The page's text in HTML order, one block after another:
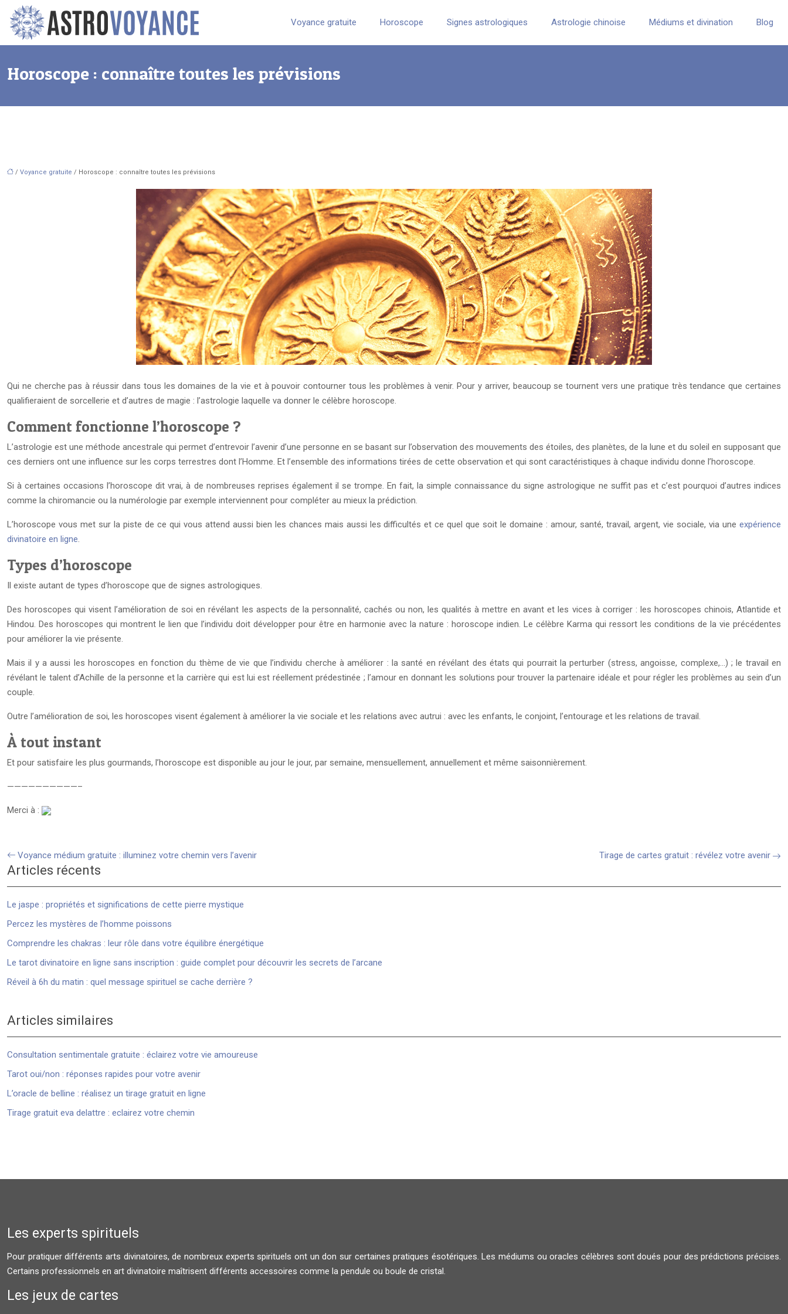
Voyance gratuite Horoscope Signes astrologiques Astrologie chinoise Médiums et divination Blog
Horoscope : connaître toutes les prévisions
/ Voyance gratuite / Horoscope : connaître toutes les prévisions
Qui ne cherche pas à réussir dans tous les domaines de la vie et à pouvoir contourner tous les problèmes à venir. Pour y arriver, beaucoup se tournent vers une pratique très tendance que certaines
qualifieraient de sorcellerie et d’autres de magie : l’astrologie laquelle va donner le célèbre horoscope.
Comment fonctionne l’horoscope ?
L’astrologie est une méthode ancestrale qui permet d’entrevoir l’avenir d’une personne en se basant sur l’observation des mouvements des étoiles, des planètes, de la lune et du soleil en supposant que
ces derniers ont une influence sur les corps terrestres dont l’Homme. Et l’ensemble des informations tirées de cette observation et qui sont caractéristiques à chaque individu donne l’horoscope.
Si à certaines occasions l’horoscope dit vrai, à de nombreuses reprises également il se trompe. En fait, la simple connaissance du signe astrologique ne suffit pas et c’est pourquoi d’autres indices
comme la chiromancie ou la numérologie par exemple interviennent pour compléter au mieux la prédiction.
L’horoscope vous met sur la piste de ce qui vous attend aussi bien les chances mais aussi les difficultés et ce quel que soit le domaine : amour, santé, travail, argent, vie sociale, via une expérience
divinatoire en ligne.
Types d’horoscope
Il existe autant de types d’horoscope que de signes astrologiques.
Des horoscopes qui visent l’amélioration de soi en révélant les aspects de la personnalité, cachés ou non, les qualités à mettre en avant et les vices à corriger : les horoscopes chinois, Atlantide et
Hindou. Des horoscopes qui montrent le lien que l’individu doit développer pour être en harmonie avec la nature : horoscope indien. Le célèbre Karma qui ressort les conditions de la vie précédentes
pour améliorer la vie présente.
Mais il y a aussi les horoscopes en fonction du thème de vie que l’individu cherche à améliorer : la santé en révélant des états qui pourrait la perturber (stress, angoisse, complexe,…) ; le travail en
révélant le talent d’Achille de la personne et la carrière qui est lui est réellement prédestinée ; l’amour en donnant les solutions pour trouver la partenaire idéale et pour régler les problèmes au sein d’un
couple.
Outre l’amélioration de soi, les horoscopes visent également à améliorer la vie sociale et les relations avec autrui : avec les enfants, le conjoint, l’entourage et les relations de travail.
À tout instant
Et pour satisfaire les plus gourmands, l’horoscope est disponible au jour le jour, par semaine, mensuellement, annuellement et même saisonnièrement.
——————————–
Merci à :
Voyance médium gratuite : illuminez votre chemin vers l’avenir Tirage de cartes gratuit : révélez votre avenir
Articles récents
Le jaspe : propriétés et significations de cette pierre mystique
Percez les mystères de l’homme poissons
Comprendre les chakras : leur rôle dans votre équilibre énergétique
Le tarot divinatoire en ligne sans inscription : guide complet pour découvrir les secrets de l’arcane
Réveil à 6h du matin : quel message spirituel se cache derrière ?
Articles similaires
Consultation sentimentale gratuite : éclairez votre vie amoureuse
Tarot oui/non : réponses rapides pour votre avenir
L’oracle de belline : réalisez un tirage gratuit en ligne
Tirage gratuit eva delattre : eclairez votre chemin
Les experts spirituels
Pour pratiquer différents arts divinatoires, de nombreux experts spirituels ont un don sur certaines pratiques ésotériques. Les médiums ou oracles célèbres sont doués pour des prédictions précises.
Certains professionnels en art divinatoire maîtrisent différents accessoires comme la pendule ou boule de cristal.
Les jeux de cartes